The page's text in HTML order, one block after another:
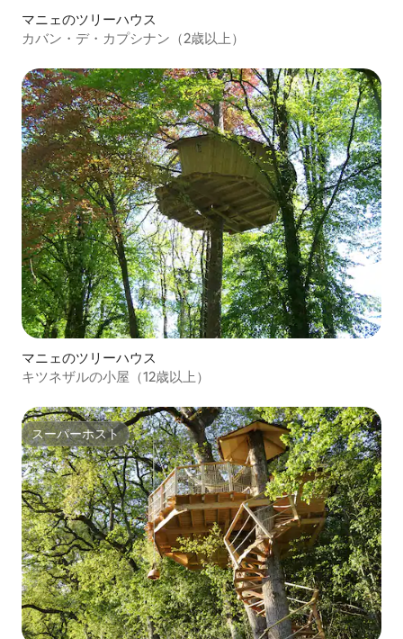
マニェのツリーハウス
カバン・デ・カプシナン（2歳以上）
マニェのツリーハウス
キツネザルの小屋（12歳以上）
スーパーホスト
スーパーホスト